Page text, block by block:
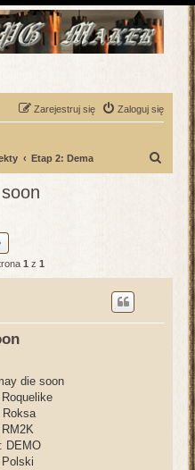
Zaloguj się
Zarejestruj się
Etap 2: Dema
1 z 1
die soon
Roksa
DEMO